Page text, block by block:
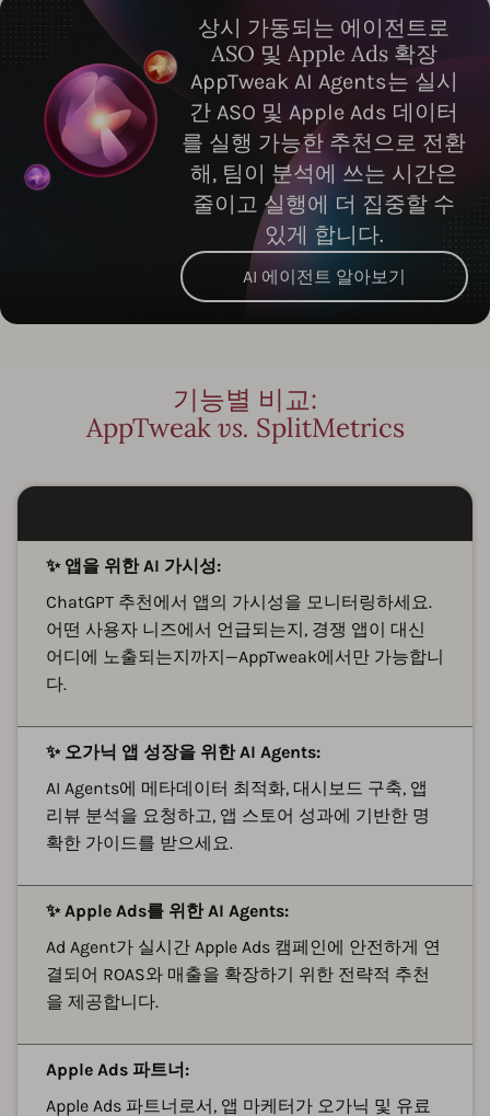
상시 가동되는 에이전트로
ASO 및 Apple Ads 확장
AppTweak AI Agents는 실시
간 ASO 및 Apple Ads 데이터
를 실행 가능한 추천으로 전환
해, 팀이 분석에 쓰는 시간은
줄이고 실행에 더 집중할 수
있게 합니다.
AI 에이전트 알아보기
기능별 비교:
AppTweakvs. SplitMetrics
✨ 앱을 위한 AI 가시성:
ChatGPT 추천에서 앱의 가시성을 모니터링하세요.
어떤 사용자 니즈에서 언급되는지, 경쟁 앱이 대신
어디에 노출되는지까지—AppTweak에서만 가능합니
다.
✨ 오가닉 앱 성장을 위한 AI Agents:
AI Agents에 메타데이터 최적화, 대시보드 구축, 앱
리뷰 분석을 요청하고, 앱 스토어 성과에 기반한 명
확한 가이드를 받으세요.
✨ Apple Ads를 위한 AI Agents:
Ad Agent가 실시간 Apple Ads 캠페인에 안전하게 연
결되어 ROAS와 매출을 확장하기 위한 전략적 추천
을 제공합니다.
Apple Ads 파트너:
Apple Ads 파트너로서, 앱 마케터가 오가닉 및 유료